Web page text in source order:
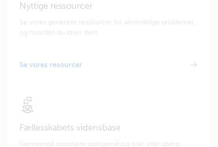
Nyttige ressourcer
Se vores generelle ressourcer for almindelige problemer,
og hvordan du løser dem.
Se vores resourcer
Fællesskabets vidensbase
Gennemgå populære spørgsmål og svar, eller spørg